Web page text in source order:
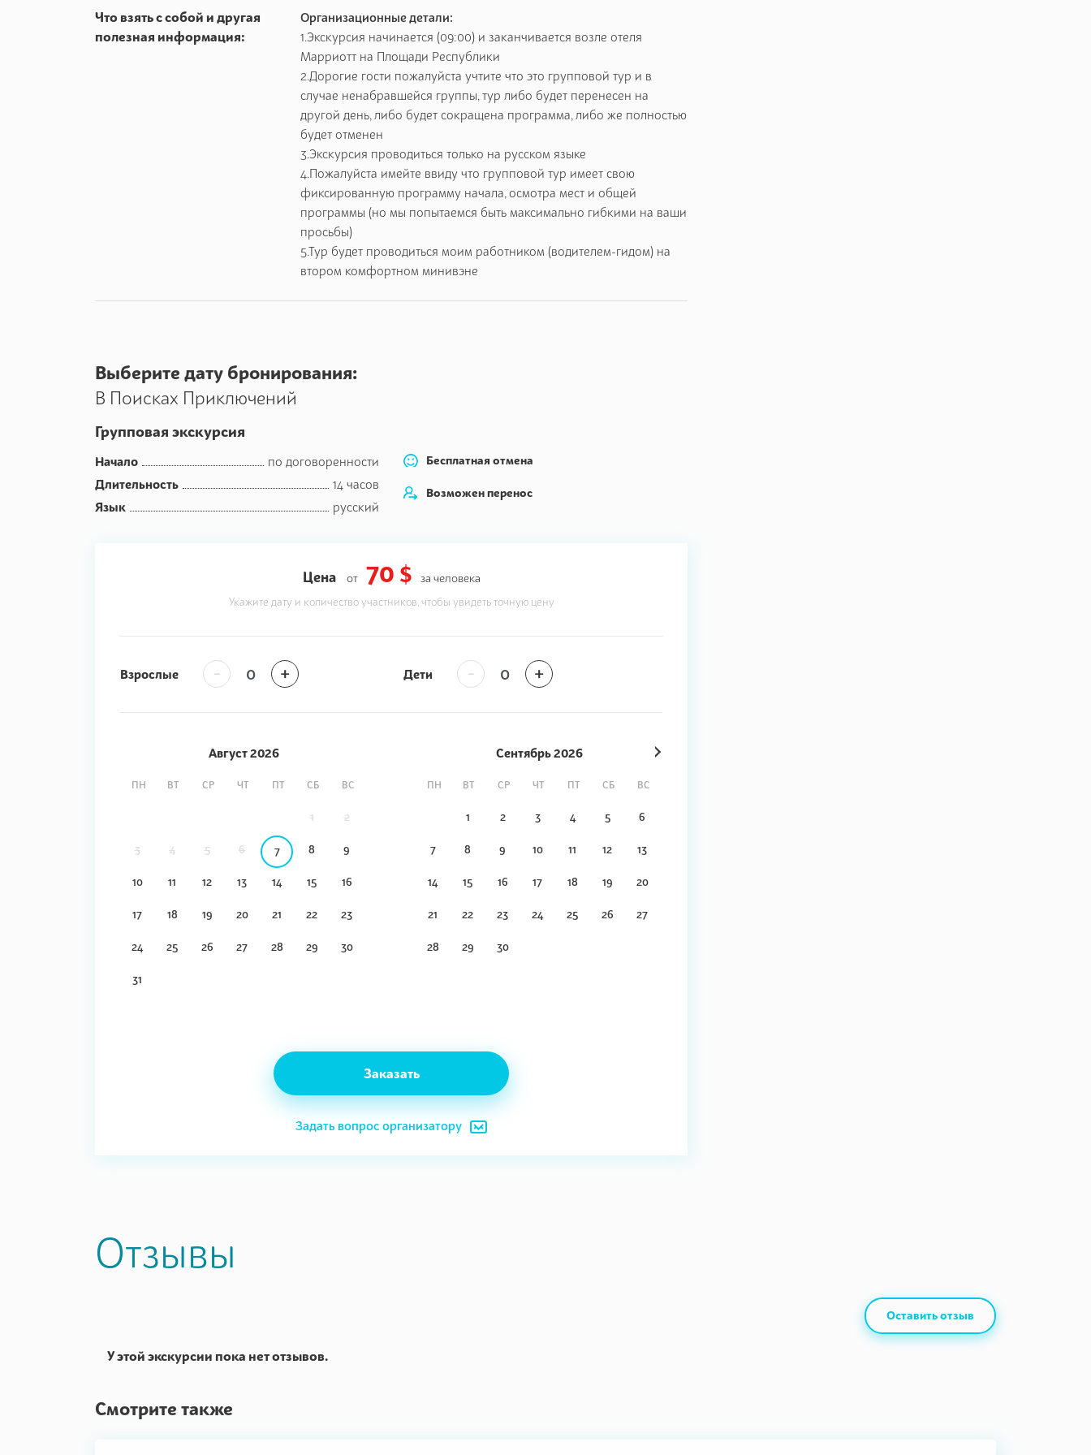
Что взять с собой и другая
полезная информация:
Организационные детали:
1.Экскурсия начинается (09:00) и заканчивается возле отеля
Марриотт на Площади Республики
2.Дорогие гости пожалуйста учтите что это групповой тур и в
случае ненабравшейся группы, тур либо будет перенесен на
другой день, либо будет сокращена программа, либо же полностью
будет отменен
3.Экскурсия проводиться только на русском языке
4.Пожалуйста имейте ввиду что групповой тур имеет свою
фиксированную программу начала, осмотра мест и общей
программы (но мы попытаемся быть максимально гибкими на ваши
просьбы)
5.Тур будет проводиться моим работником (водителем-гидом) на
втором комфортном минивэне
Выберите дату бронирования:
В Поисках Приключений
Групповая экскурсия
Бесплатная отмена
Возможен перенос
Начало
по договоренности
Длительность
14 часов
Язык
русский
Цена от 70 $ за человека
Укажите дату и количество участников, чтобы увидеть точную цену
Взрослые - + Дети - +
Август2026
ПН ВТ СР ЧТ ПТ СБ ВС
1 2
3 4 5 6 7 8 9
10 11 12 13 14 15 16
17 18 19 20 21 22 23
24 25 26 27 28 29 30
31
Сентябрь2026
ПН ВТ СР ЧТ ПТ СБ ВС
1 2 3 4 5 6
7 8 9 10 11 12 13
14 15 16 17 18 19 20
21 22 23 24 25 26 27
28 29 30
Заказать
Задать вопрос организатору
Отзывы
Оставить отзыв
У этой экскурсии пока нет отзывов.
Смотрите также